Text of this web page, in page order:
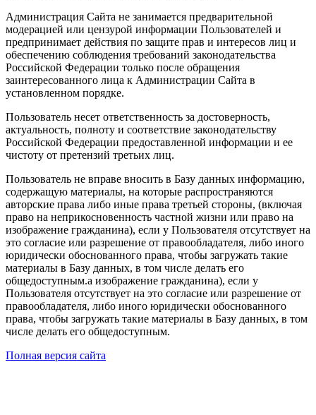
Администрация Сайта не занимается предварительной
модерацией или цензурой информации Пользователей и
предпринимает действия по защите прав и интересов лиц и
обеспечению соблюдения требований законодательства
Российской Федерации только после обращения
заинтересованного лица к Администрации Сайта в
установленном порядке.
Пользователь несет ответственность за достоверность,
актуальность, полноту и соответствие законодательству
Российской Федерации предоставленной информации и ее
чистоту от претензий третьих лиц.
Пользователь не вправе вносить в Базу данных информацию,
содержащую материалы, на которые распространяются
авторские права либо иные права третьей стороны, (включая
право на неприкосновенность частной жизни или право на
изображение гражданина), если у Пользователя отсутствует на
это согласие или разрешение от правообладателя, либо иного
юридически обоснованного права, чтобы загружать такие
материалы в Базу данных, в том числе делать его
общедоступным.а изображение гражданина), если у
Пользователя отсутствует на это согласие или разрешение от
правообладателя, либо иного юридически обоснованного
права, чтобы загружать такие материалы в Базу данных, в том
числе делать его общедоступным.
Полная версия сайта